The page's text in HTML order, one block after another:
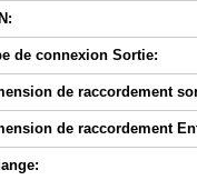
de connexion Sortie:
de raccordement
de raccordement